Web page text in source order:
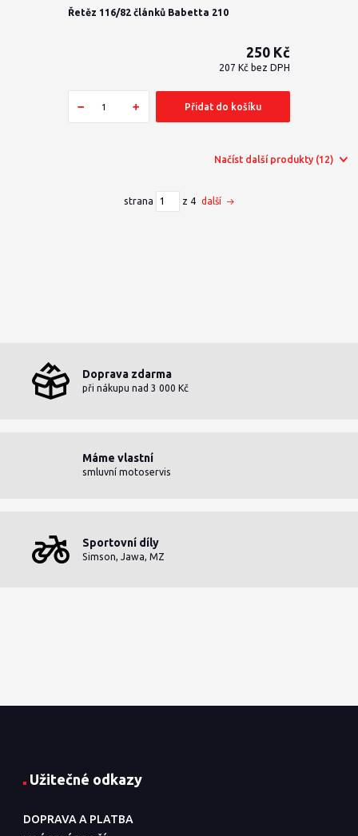
Řetěz 116/82 článků Babetta 210
250 Kč
207 Kč bez DPH
Přidat do košíku
Načíst další produkty (12)
strana z 4 další
Doprava zdarma
při nákupu nad 3 000 Kč
Máme vlastní
smluvní motoservis
Sportovní díly
Simson, Jawa, MZ
Užitečné odkazy
DOPRAVA A PLATBA